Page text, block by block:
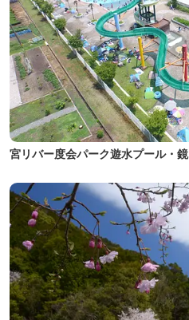
宮リバー度会パーク遊水プール・鏡